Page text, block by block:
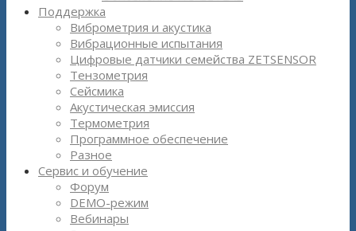
Поддержка
Виброметрия и акустика
Вибрационные испытания
Цифровые датчики семейства ZETSENSOR
Тензометрия
Сейсмика
Акустическая эмиссия
Термометрия
Программное обеспечение
Разное
Сервис и обучение
Форум
DEMO-режим
Вебинары